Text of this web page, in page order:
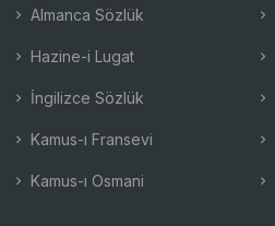
Almanca Sözlük
Hazine-i Lugat
İngilizce Sözlük
Kamus-ı Fransevi
Kamus-ı Osmani